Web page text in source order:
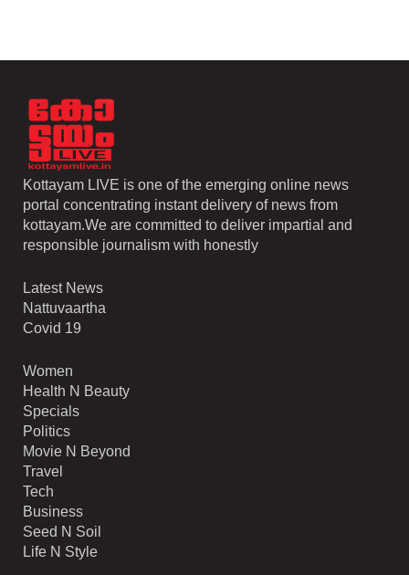
Kottayam LIVE is one of the emerging online news
portal concentrating instant delivery of news from
kottayam.We are committed to deliver impartial and
responsible journalism with honestly
Latest News
Nattuvaartha
Covid 19
Women
Health N Beauty
Specials
Politics
Movie N Beyond
Travel
Tech
Business
Seed N Soil
Life N Style